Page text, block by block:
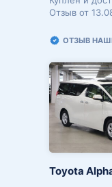
Отзыв от
ОТЗЫВ
Toyota